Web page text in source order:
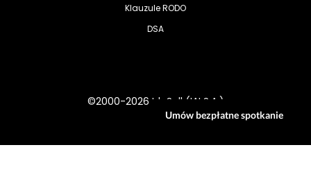
Klauzule RODO
DSA
©2000-2026 IdoSell (IAI S.A.)
Umów bezpłatne spotkanie